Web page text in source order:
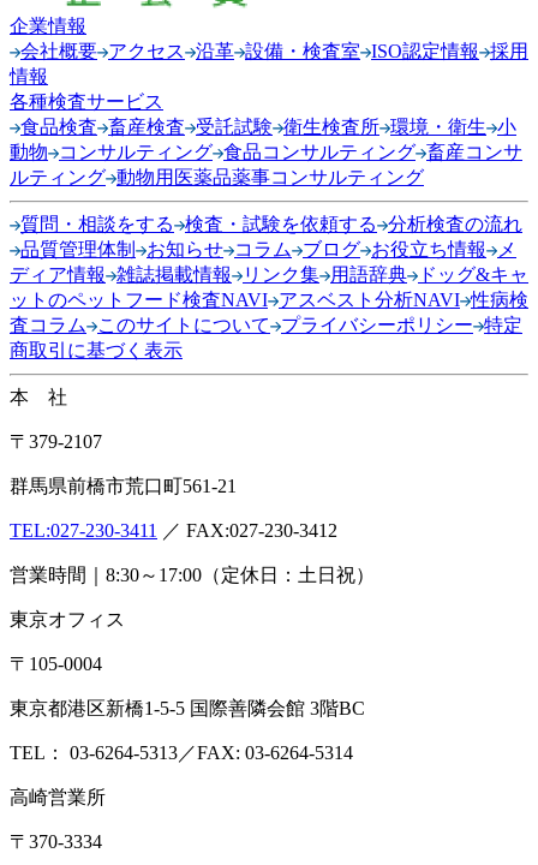
企業情報
会社概要 アクセス 沿革 設備・検査室 ISO認定情報
採用
情報
各種検査サービス
食品検査 畜産検査 受託試験 衛生検査所 環境・衛生 小
動物
コンサルティング 食品コンサルティング 畜産コンサ
ルティング 動物用医薬品薬事コンサルティング
質問・相談をする 検査・試験を依頼する
分析検査の流れ
品質管理体制
お知らせ コラム ブログ お役立ち情報
メ
ディア情報
雑誌掲載情報 リンク集 用語辞典
ドッグ&キャ
ットのペットフード検査NAVI アスベスト分析NAVI 性病検
査コラム
このサイトについて プライバシーポリシー 特定
商取引に基づく表示
本 社
〒379-2107
群馬県前橋市荒口町561-21
TEL:027-230-3411 ／ FAX:027-230-3412
営業時間｜8:30～17:00（定休日：土日祝）
東京オフィス
〒105-0004
東京都港区新橋1-5-5 国際善隣会館 3階BC
TEL： 03-6264-5313／FAX: 03-6264-5314
高崎営業所
〒370-3334